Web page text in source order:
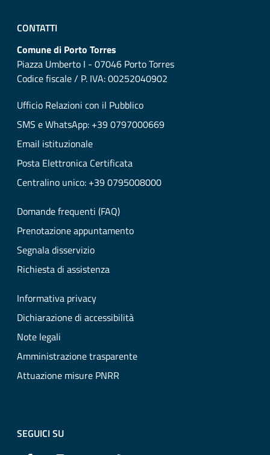
CONTATTI
Comune di Porto Torres
Piazza Umberto I - 07046 Porto Torres
Codice fiscale / P. IVA: 00252040902
Ufficio Relazioni con il Pubblico
SMS e WhatsApp: +39 0797000669
Email istituzionale
Posta Elettronica Certificata
Centralino unico: +39 0795008000
Domande frequenti (FAQ)
Prenotazione appuntamento
Segnala disservizio
Richiesta di assistenza
Informativa privacy
Dichiarazione di accessibilità
Note legali
Amministrazione trasparente
Attuazione misure PNRR
SEGUICI SU